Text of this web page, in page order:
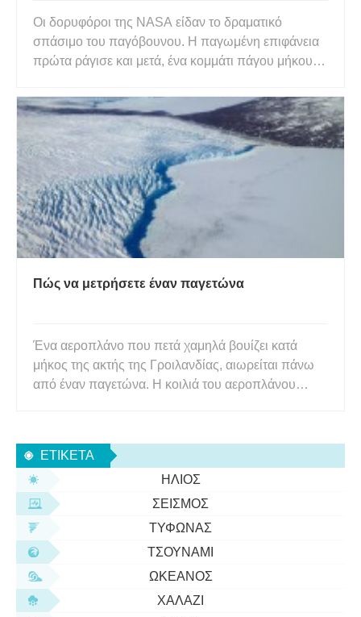
Οι δορυφόροι της NASA είδαν το δραματικό
σπάσιμο του παγόβουνου. Η παγωμένη επιφάνεια
πρώτα ράγισε και μετά, ένα κομμάτι πάγου μήκους
Island είναι γνωστός για την αστάθειά του, αλλά
σπάνια έχουμε δει κάτι να συμβαίνει σε αυτήν την
κλίμακα. Ο τοκετός
Πώς να μετρήσετε έναν παγετώνα
Ένα αεροπλάνο που πετά χαμηλά βουίζει κατά
μήκος της ακτής της Γροιλανδίας, αιωρείται πάνω
από έναν παγετώνα. Η κοιλιά του αεροπλάνου
επιστρέφει στο αεροπλάνο, μπαίνει σε ένα μαύρο
κουτί που το επιβραδύνει σε ανίχνε
ΕΤΙΚΈΤΑ
ΉΛΙΟΣ
ΣΕΙΣΜΌΣ
ΤΥΦΏΝΑΣ
ΤΣΟΥΝΆΜΙ
ΩΚΕΑΝΌΣ
ΧΑΛΆΖΙ